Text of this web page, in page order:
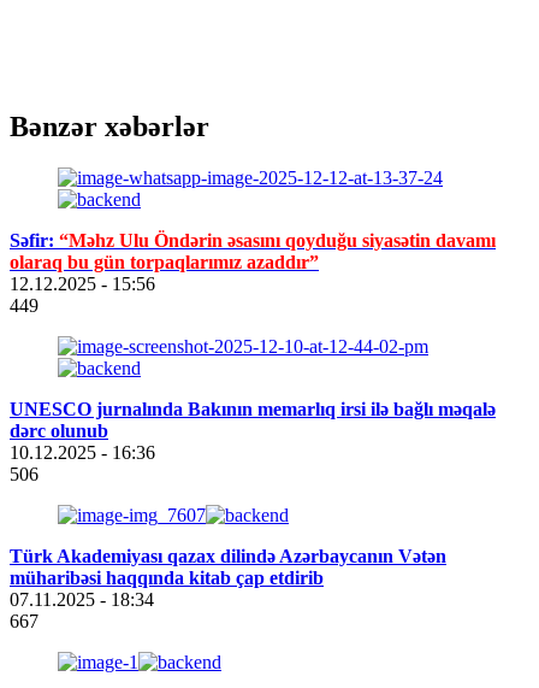
Bənzər xəbərlər
Səfir: “Məhz Ulu Öndərin əsasını qoyduğu siyasətin davamı
olaraq bu gün torpaqlarımız azaddır”
12.12.2025 - 15:56
449
UNESCO jurnalında Bakının memarlıq irsi ilə bağlı məqalə
dərc olunub
10.12.2025 - 16:36
506
Türk Akademiyası qazax dilində Azərbaycanın Vətən
müharibəsi haqqında kitab çap etdirib
07.11.2025 - 18:34
667